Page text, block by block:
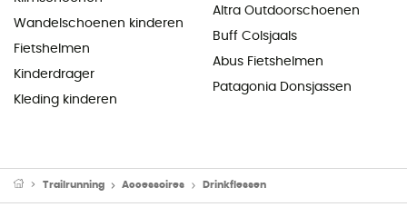
Wandelschoenen kinderen
Fietshelmen
Kinderdrager
Kleding kinderen
Altra Outdoorschoenen
Buff Colsjaals
Abus Fietshelmen
Patagonia Donsjassen
Trailrunning Accessoires Drinkflessen